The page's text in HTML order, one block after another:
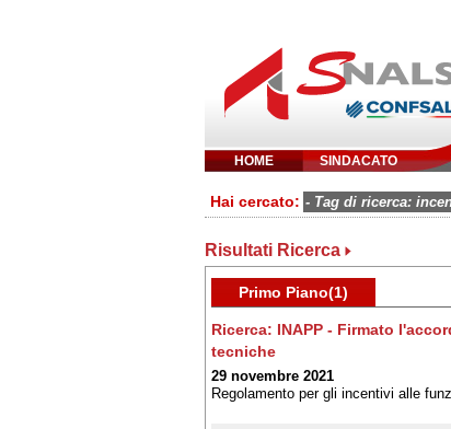
HOME SINDACATO
Inserisci
Hai cercato: - Tag di ricerca:
Risultati Ricerca
Primo Piano(1)
Ricerca: INAPP - Firmato
tecniche
29 novembre 2021
Regolamento per gli incentivi alle